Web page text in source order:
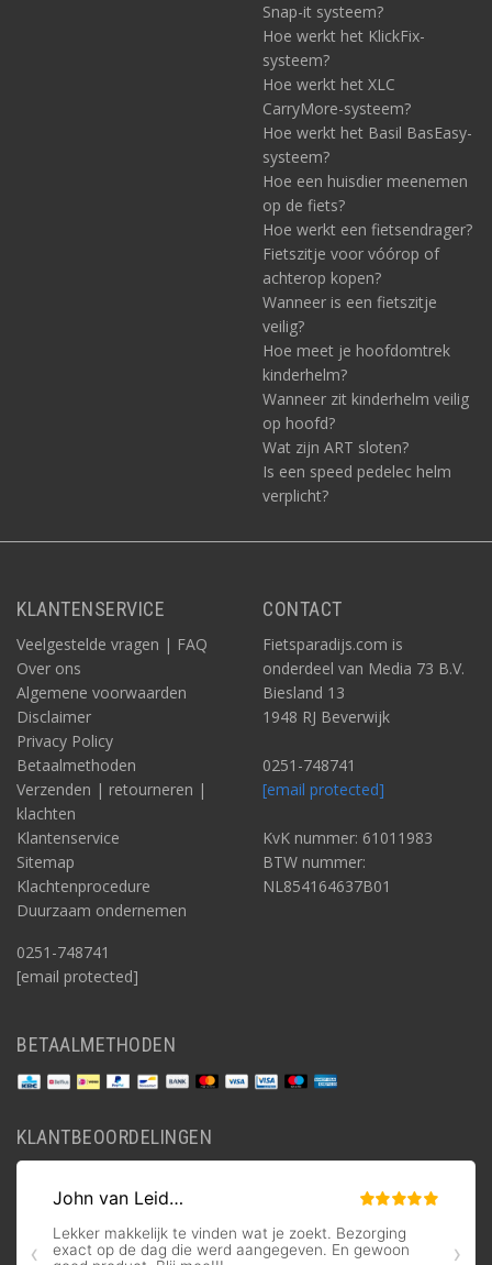
Snap-it systeem?
Hoe werkt het KlickFix-
systeem?
Hoe werkt het XLC
CarryMore-systeem?
Hoe werkt het Basil BasEasy-
systeem?
Hoe een huisdier meenemen
op de fiets?
Hoe werkt een fietsendrager?
Fietszitje voor vóórop of
achterop kopen?
Wanneer is een fietszitje
veilig?
Hoe meet je hoofdomtrek
kinderhelm?
Wanneer zit kinderhelm veilig
op hoofd?
Wat zijn ART sloten?
Is een speed pedelec helm
verplicht?
KLANTENSERVICE
Veelgestelde vragen | FAQ
Over ons
Algemene voorwaarden
Disclaimer
Privacy Policy
Betaalmethoden
Verzenden | retourneren |
klachten
Klantenservice
Sitemap
Klachtenprocedure
Duurzaam ondernemen
0251-748741
[email protected]
CONTACT
Fietsparadijs.com is
onderdeel van Media 73 B.V.
Biesland 13
1948 RJ Beverwijk
0251-748741
[email protected]
KvK nummer: 61011983
BTW nummer:
NL854164637B01
BETAALMETHODEN
KLANTBEOORDELINGEN